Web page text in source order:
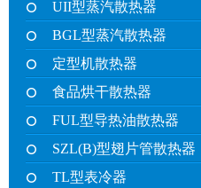
UII型蒸汽散热器
BGL型蒸汽散热器
定型机散热器
食品烘干散热器
FUL型导热油散热器
SZL(B)型翅片管散热器
TL型表冷器